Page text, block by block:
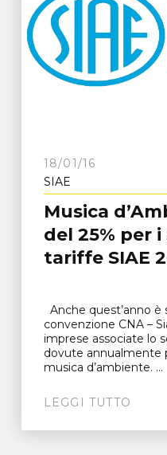
18/01/16
SIAE
Musica
del 25% per i
tariffe SIAE
Anche quest’anno è
convenzione CNA –
imprese associate lo
dovute annualmente
musica d’ambiente. ...
LEGGI TUTTO